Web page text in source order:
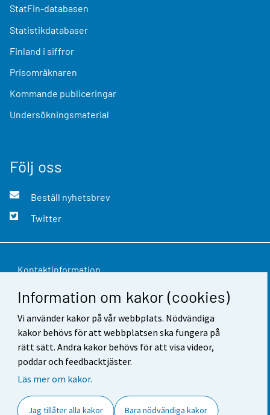
Information om kakor (cookies)
Vi använder kakor på vår webbplats. Nödvändiga
kakor behövs för att webbplatsen ska fungera på
rätt sätt. Andra kakor behövs för att visa videor,
poddar och feedbacktjäster.
Läs mer om kakor.
Jag tillåter alla kakor Bara nödvändiga kakor
StatFin-databasen
Statistikdatabaser
Finland i siffror
Prisomräknaren
Kommande publiceringar
Undersökningsmaterial
Följ oss
Beställ nyhetsbrev
Twitter
Kontaktinformation
Respons
Användarvillkor
Dataskydd
Tillgänglighet